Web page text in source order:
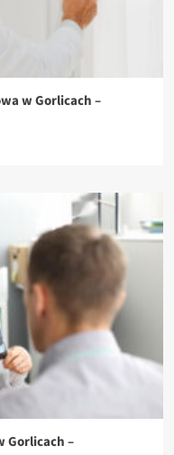
w Gorlicach –
Gorlicach –